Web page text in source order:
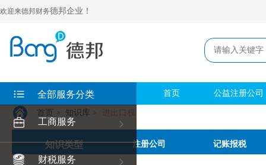
欢迎来德邦财务德邦企业！
全部服务分类
工商服务
财税服务
首页 公益注册公司
首页 > 知识库 > 进出口权
知识类型 注册公司 记账报税